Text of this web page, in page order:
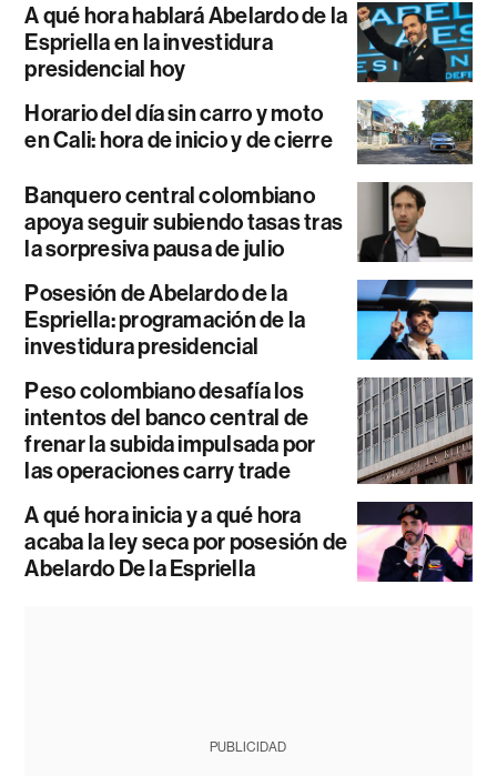
A qué hora hablará Abelardo de la
Espriella en la investidura
presidencial hoy
Horario del día sin carro y moto
en Cali: hora de inicio y de cierre
Banquero central colombiano
apoya seguir subiendo tasas tras
la sorpresiva pausa de julio
Posesión de Abelardo de la
Espriella: programación de la
investidura presidencial
Peso colombiano desafía los
intentos del banco central de
frenar la subida impulsada por
las operaciones carry trade
A qué hora inicia y a qué hora
acaba la ley seca por posesión de
Abelardo De la Espriella
PUBLICIDAD